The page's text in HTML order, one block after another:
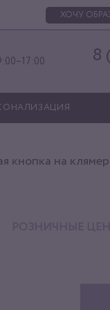
ХОЧУ
8
кнопка на